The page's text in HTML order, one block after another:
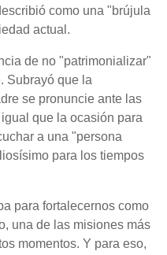
como una "brújula
actual.
de no "patrimonializar"
Subrayó que la
se pronuncie ante las
que la ocasión para
a una "persona
para los tiempos
para fortalecernos como
una de las misiones más
momentos. Y para eso,